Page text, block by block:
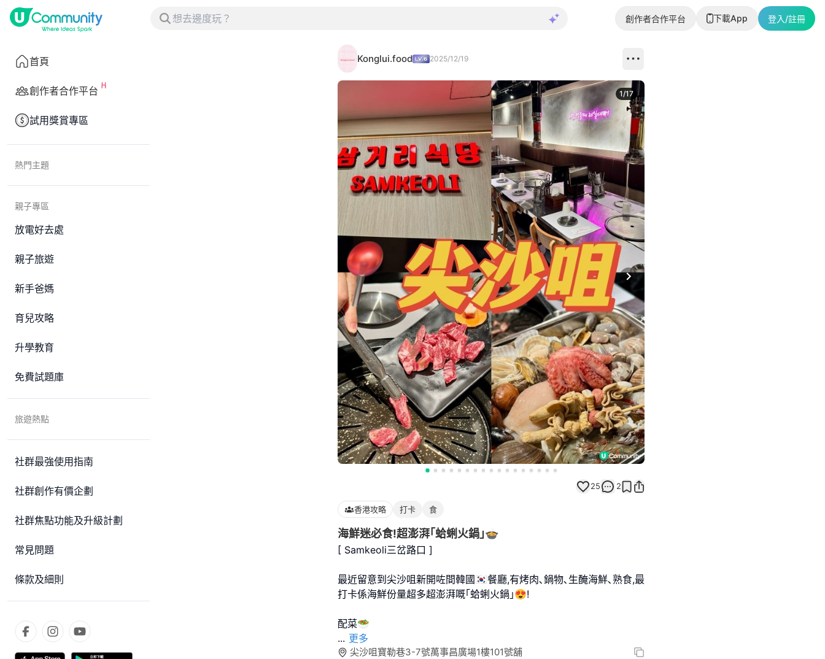
創作者合作平台 下載App 登入/註冊
首頁
創作者合作平台
試用獎賞專區
熱門主題
親子專區
放電好去處
親子旅遊
新手爸媽
育兒攻略
升學教育
免費試題庫
旅遊熱點
社群最強使用指南
社群創作有價企劃
社群焦點功能及升級計劃
常見問題
條款及細則
Konglui.food 2025/12/19
Next slide
1/17
25 2
香港攻略 打卡 食
海鮮迷必食!超澎湃｢蛤蜊火鍋｣🍲
[ Samkeoli三岔路口 ]
最近留意到尖沙咀新開咗間韓國🇰🇷餐廳,有烤肉､鍋物､生醃海鮮､熟食,最
打卡係海鮮份量超多超澎湃嘅｢蛤蜊火鍋｣😍!
... 更多
尖沙咀寶勒巷3-7號萬事昌廣場1樓101號舖